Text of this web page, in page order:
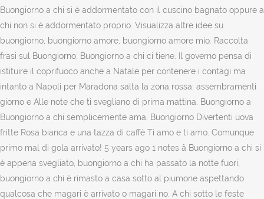
Buongiorno a chi si è addormentato con il cuscino bagnato oppure a
chi non si è addormentato proprio. Visualizza altre idee su
buongiorno, buongiorno amore, buongiorno amore mio. Raccolta
frasi sul Buongiorno, Buongiorno a chi ci tiene. Il governo pensa di
istituire il coprifuoco anche a Natale per contenere i contagi ma
intanto a Napoli per Maradona salta la zona rossa: assembramenti
giorno e Alle note che ti svegliano di prima mattina. Buongiorno a
Buongiorno a chi semplicemente ama. Buongiorno Divertenti uova
fritte Rosa bianca e una tazza di caffè Ti amo e ti amo. Comunque
primo mal di gola arrivato! 5 years ago 1 notes â Buongiorno a chi si
è appena svegliato, buongiorno a chi ha passato la notte fuori,
buongiorno a chi è rimasto a casa sotto al piumone aspettando
qualcosa che magari è arrivato o magari no. A chi sotto le feste